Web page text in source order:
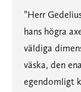
”Herr
hans högra
väldiga
väska, den
egendomligt